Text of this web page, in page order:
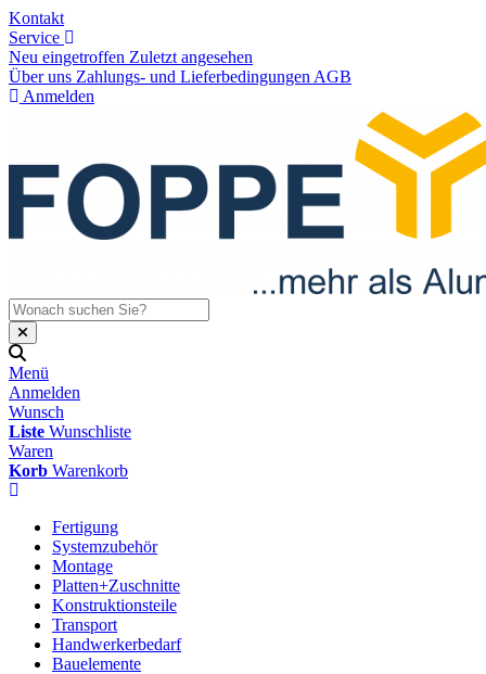
Kontakt
Service
Neu eingetroffen Zuletzt angesehen
Über uns Zahlungs- und Lieferbedingungen AGB
Anmelden
Menü
Anmelden
Wunsch
Liste Wunschliste
Waren
Korb Warenkorb
Fertigung
Systemzubehör
Montage
Platten+Zuschnitte
Konstruktionsteile
Transport
Handwerkerbedarf
Bauelemente